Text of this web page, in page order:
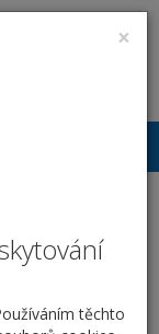
×
těchto
051 909